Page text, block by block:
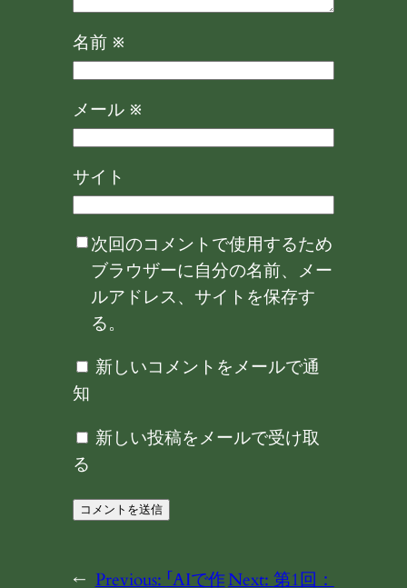
名前 ※
メール ※
サイト
次回のコメントで使用するため
ブラウザーに自分の名前、メー
ルアドレス、サイトを保存す
る。
新しいコメントをメールで通
知
新しい投稿をメールで受け取
る
← Previous:「AIで作Next:第1回：